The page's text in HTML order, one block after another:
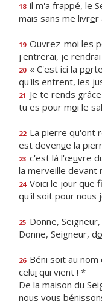
18 il m'a frappé, le
mais sans me livrer
19 Ouvrez-moi les p
j'entrerai, je
20 « C'est ici la po
qu'ils entrent, les
21 Je te rends
tu es pour moi le
22 La pierre qu'ont
est devenue la
23 c'est là l'œuvre
la merveille devant
24 Voici le jour que f
qu'il soit pour nous
25 Donne, Seigneur,
Donne, Seigneur, do
26 Béni soit au nom
celui qui vient ! *
De la maison du
nous vous